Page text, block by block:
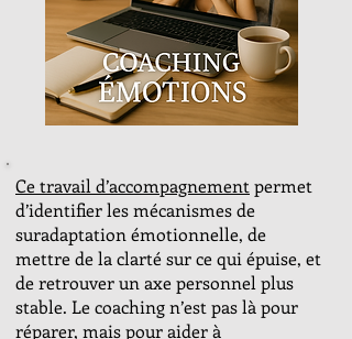
Ce travail d’accompagnement permet
d’identifier les mécanismes de
suradaptation émotionnelle, de
mettre de la clarté sur ce qui épuise, et
de retrouver un axe personnel plus
stable. Le coaching n’est pas là pour
réparer, mais pour aider à